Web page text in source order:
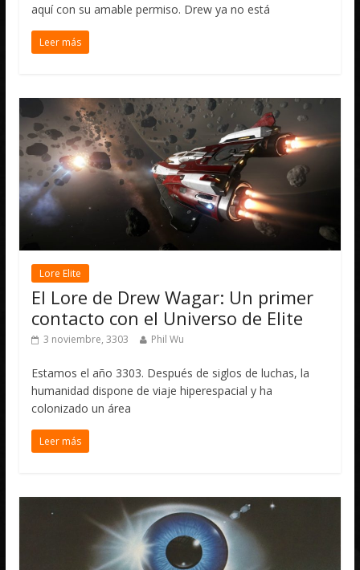
aquí con su amable permiso. Drew ya no está
Leer más
Lore Elite
El Lore de Drew Wagar: Un primer
contacto con el Universo de Elite
3 noviembre, 3303 Phil Wu
Estamos el año 3303. Después de siglos de luchas, la
humanidad dispone de viaje hiperespacial y ha
colonizado un área
Leer más